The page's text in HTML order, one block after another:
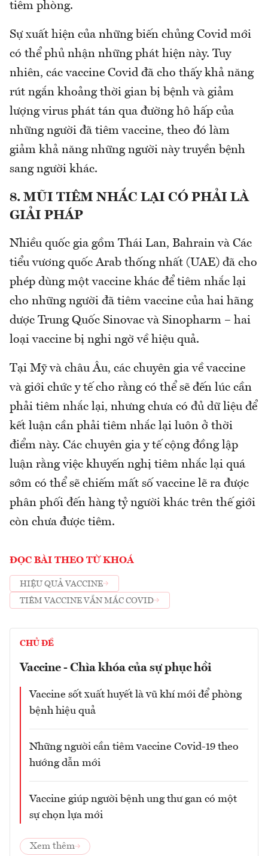
tiêm phòng.
Sự xuất hiện của những biến chủng Covid mới
có thể phủ nhận những phát hiện này. Tuy
nhiên, các vaccine Covid đã cho thấy khả năng
rút ngắn khoảng thời gian bị bệnh và giảm
lượng virus phát tán qua đường hô hấp của
những người đã tiêm vaccine, theo đó làm
giảm khả năng những người này truyền bệnh
sang người khác.
8. MŨI TIÊM NHẮC LẠI CÓ PHẢI LÀ
GIẢI PHÁP
Nhiều quốc gia gồm Thái Lan, Bahrain và Các
tiểu vương quốc Arab thống nhất (UAE) đã cho
phép dùng một vaccine khác để tiêm nhắc lại
cho những người đã tiêm vaccine của hai hãng
dược Trung Quốc Sinovac và Sinopharm – hai
loại vaccine bị nghi ngờ về hiệu quả.
Tại Mỹ và châu Âu, các chuyên gia về vaccine
và giới chức y tế cho rằng có thể sẽ đến lúc cần
phải tiêm nhắc lại, nhưng chưa có đủ dữ liệu để
kết luận cần phải tiêm nhắc lại luôn ở thời
điểm này. Các chuyên gia y tế cộng đồng lập
luận rằng việc khuyến nghị tiêm nhắc lại quá
sớm có thể sẽ chiếm mất số vaccine lẽ ra được
phân phối đến hàng tỷ người khác trên thế giới
còn chưa được tiêm.
ĐỌC BÀI THEO TỪ KHOÁ
HIỆU QUẢ VACCINE
TIÊM VACCINE VẪN MẮC COVID
CHỦ ĐỀ
Vaccine - Chìa khóa của sự phục hồi
Vaccine sốt xuất huyết là vũ khí mới để phòng
bệnh hiệu quả
Những người cần tiêm vaccine Covid-19 theo
hướng dẫn mới
Vaccine giúp người bệnh ung thư gan có một
sự chọn lựa mới
Xem thêm